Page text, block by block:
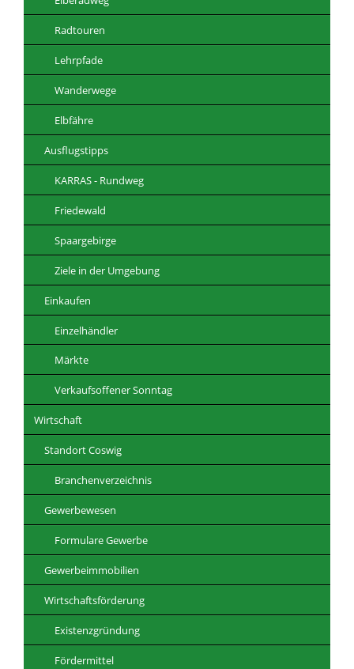
Radtouren
Lehrpfade
Wanderwege
Elbfähre
Ausflugstipps
KARRAS - Rundweg
Friedewald
Spaargebirge
Ziele in der Umgebung
Einkaufen
Einzelhändler
Märkte
Verkaufsoffener Sonntag
Wirtschaft
Standort Coswig
Branchenverzeichnis
Gewerbewesen
Formulare Gewerbe
Gewerbeimmobilien
Wirtschaftsförderung
Existenzgründung
Fördermittel